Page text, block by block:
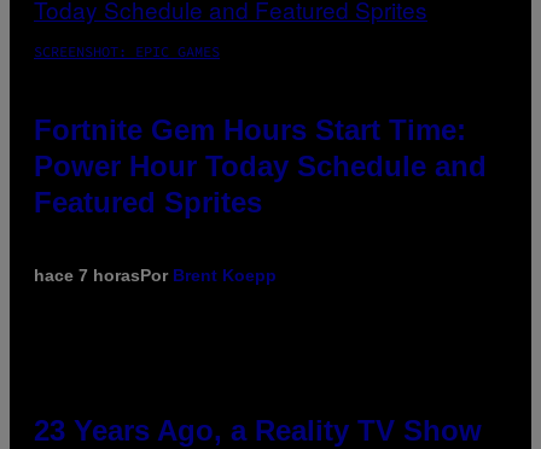
SCREENSHOT: EPIC GAMES
Fortnite Gem Hours Start Time:
Power Hour Today Schedule and
Featured Sprites
hace 7 horasPor Brent Koepp
23 Years Ago, a Reality TV Show